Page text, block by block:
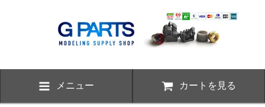
メニュー カートを見る